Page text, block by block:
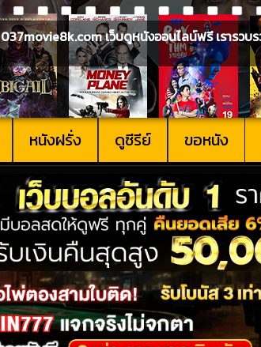
037movie8k.com เว็บดูหนังออนไลน์ฟรี เรารว
หนังฝรั่ง ดูซีรีย์ ขอหนัง